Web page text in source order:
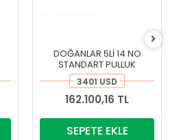
DOĞANLAR 5Lİ 14 NO
STANDART PULLUK
3401 USD
162.100,16 TL
SEPETE EKLE